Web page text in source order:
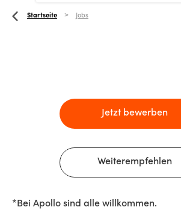
Startseite Jobs
Jetzt bewerben
Weiterempfehlen
*Bei Apollo sind alle willkommen.